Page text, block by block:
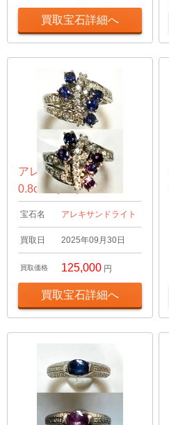
買取宝石詳細へ
アレキサンドライト
0.8ct リング
宝石名 アレキサンドライト
買取日 2025年09月30日
買取価格 125,000 円
買取宝石詳細へ